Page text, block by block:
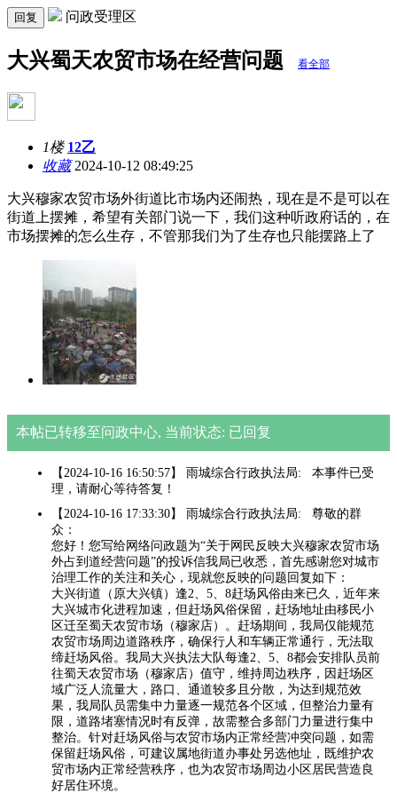
回复 问政受理区
大兴蜀天农贸市场在经营问题 看全部
1楼 12乙
收藏2024-10-12 08:49:25
大兴穆家农贸市场外街道比市场内还闹热，现在是不是可以在
街道上摆摊，希望有关部门说一下，我们这种听政府话的，在
市场摆摊的怎么生存，不管那我们为了生存也只能摆路上了
本帖已转移至问政中心, 当前状态: 已回复
【2024-10-16 16:50:57】 雨城综合行政执法局: 本事件已受
理，请耐心等待答复！
【2024-10-16 17:33:30】 雨城综合行政执法局: 尊敬的群
众：
您好！您写给网络问政题为“关于网民反映大兴穆家农贸市场
外占到道经营问题”的投诉信我局已收悉，首先感谢您对城市
治理工作的关注和关心，现就您反映的问题回复如下：
大兴街道（原大兴镇）逢2、5、8赶场风俗由来已久，近年来
大兴城市化进程加速，但赶场风俗保留，赶场地址由移民小
区迁至蜀天农贸市场（穆家店）。赶场期间，我局仅能规范
农贸市场周边道路秩序，确保行人和车辆正常通行，无法取
缔赶场风俗。我局大兴执法大队每逢2、5、8都会安排队员前
往蜀天农贸市场（穆家店）值守，维持周边秩序，因赶场区
域广泛人流量大，路口、通道较多且分散，为达到规范效
果，我局队员需集中力量逐一规范各个区域，但整治力量有
限，道路堵塞情况时有反弹，故需整合多部门力量进行集中
整治。针对赶场风俗与农贸市场内正常经营冲突问题，如需
保留赶场风俗，可建议属地街道办事处另选他址，既维护农
贸市场内正常经营秩序，也为农贸市场周边小区居民营造良
好居住环境。